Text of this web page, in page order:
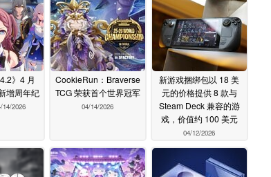
》4 月
增周年纪
14/2026
CookieRun：Braverse
TCG 荣获首个世界冠军
04/14/2026
新游戏捆绑包以 18 美
元的价格提供 8 款与
Steam Deck 兼容的游
戏，价值约 100 美元
04/12/2026